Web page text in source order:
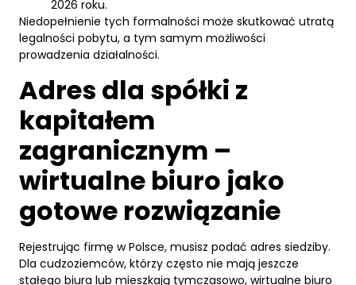
2026 roku.
Niedopełnienie tych formalności może skutkować utratą
legalności pobytu, a tym samym możliwości
prowadzenia działalności.
Adres dla spółki z
kapitałem
zagranicznym –
wirtualne biuro jako
gotowe rozwiązanie
Rejestrując firmę w Polsce, musisz podać adres siedziby.
Dla cudzoziemców, którzy często nie mają jeszcze
stałego biura lub mieszkają tymczasowo, wirtualne biuro